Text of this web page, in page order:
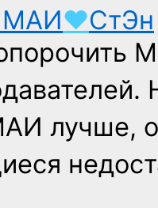
МАИ♥СтЭн
лучше,